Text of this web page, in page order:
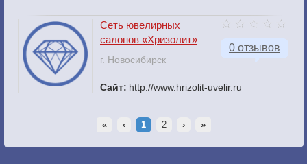
0 отзывов
Сеть ювелирных
салонов «Хризолит»
г. Новосибирск
Сайт: http://www.hrizolit-uvelir.ru
« ‹ 1 2 › »